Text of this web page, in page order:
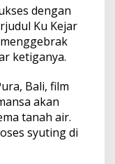
dengan
Ku Kejar
ketiganya.
Bali, film
akan
tanah air.
syuting di